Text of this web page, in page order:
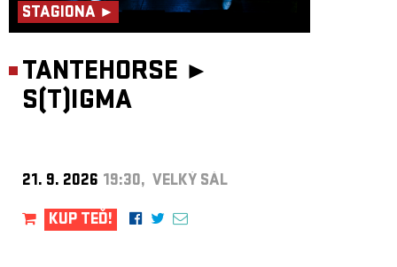
STAGIONA ►
TANTEHORSE ►
S(T)IGMA
21. 9. 2026 19:30, VELKÝ SÁL
KUP TEĎ!